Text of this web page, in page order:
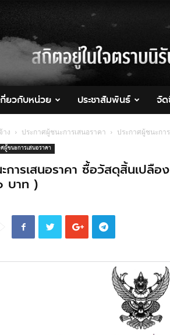
ค
กี่ยวกับหน่วย ประชาสัมพันธ์ จั
าง ประกาศผู้ชนะการเสนอราคา ประกาศผู้ชนะกา
ผู้ชนะการเสนอราคา
การเสนอราคา ซื้อวัสดุสิ้นเปลือง
บาท )